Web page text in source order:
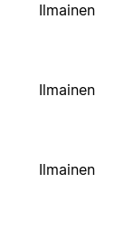
Ilmainen
Ilmainen
Ilmainen